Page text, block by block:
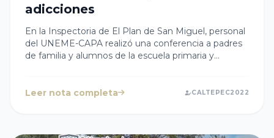
adicciones
En la Inspectoria de El Plan de San Miguel, personal
del UNEME-CAPA realizó una conferencia a padres
de familia y alumnos de la escuela primaria y
familias. 👏🏻👏🏻Este tipo de pláticas son de suma
Leer nota completa CALTEPEC2022